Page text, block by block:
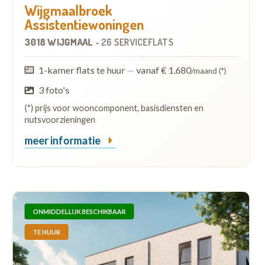
Wijgmaalbroek
Assistentiewoningen
3018 WIJGMAAL - 26 SERVICEFLATS
1-kamer flats te huur — vanaf € 1.680/maand (*)
3 foto's
(*) prijs voor wooncomponent, basisdiensten en
nutsvoorzieningen
meer informatie
ONMIDDELLIJK BESCHIKBAAR
TE HUUR